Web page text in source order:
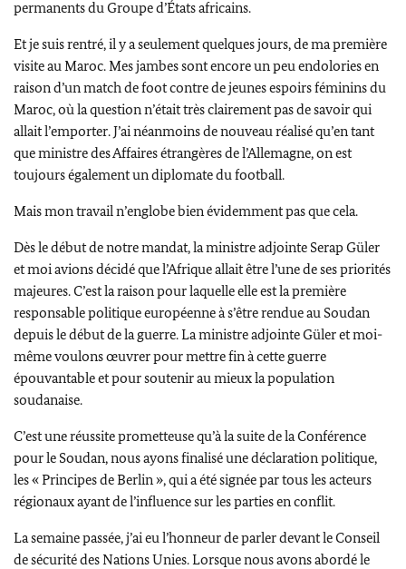
permanents du Groupe d’États africains.
Et je suis rentré, il y a seulement quelques jours, de ma première
visite au Maroc. Mes jambes sont encore un peu endolories en
raison d’un match de foot contre de jeunes espoirs féminins du
Maroc, où la question n’était très clairement pas de savoir qui
allait l’emporter. J’ai néanmoins de nouveau réalisé qu’en tant
que ministre des Affaires étrangères de l’Allemagne, on est
toujours également un diplomate du football.
Mais mon travail n’englobe bien évidemment pas que cela.
Dès le début de notre mandat, la ministre adjointe Serap Güler
et moi avions décidé que l’Afrique allait être l’une de ses priorités
majeures. C’est la raison pour laquelle elle est la première
responsable politique européenne à s’être rendue au Soudan
depuis le début de la guerre. La ministre adjointeGüleret moi-
même voulons œuvrer pour mettre fin à cette guerre
épouvantable et pour soutenir au mieux la population
soudanaise.
C’est une réussite prometteuse qu’à la suite de la Conférence
pour le Soudan, nous ayons finalisé une déclaration politique,
les « Principes de Berlin », qui a été signée par tous les acteurs
régionaux ayant de l’influence sur les parties en conflit.
La semaine passée, j’ai eu l’honneur de parler devant le Conseil
de sécurité des Nations Unies. Lorsque nous avons abordé le